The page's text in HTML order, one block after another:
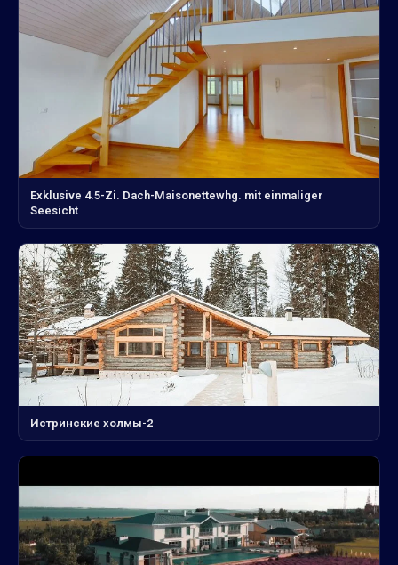
Exklusive 4.5-Zi. Dach-Maisonettewhg. mit einmaliger
Seesicht
Истринские холмы-2